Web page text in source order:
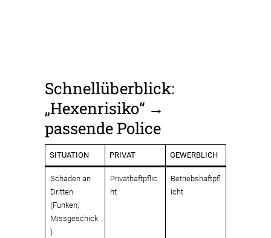
Schnellüberblick:
„Hexenrisiko“ →
passende Police
SITUATION PRIVAT GEWERBLICH
Schaden an
Dritten
(Funken,
Missgeschick
)
Privathaftpflic
ht
Betriebshaftpfl
icht